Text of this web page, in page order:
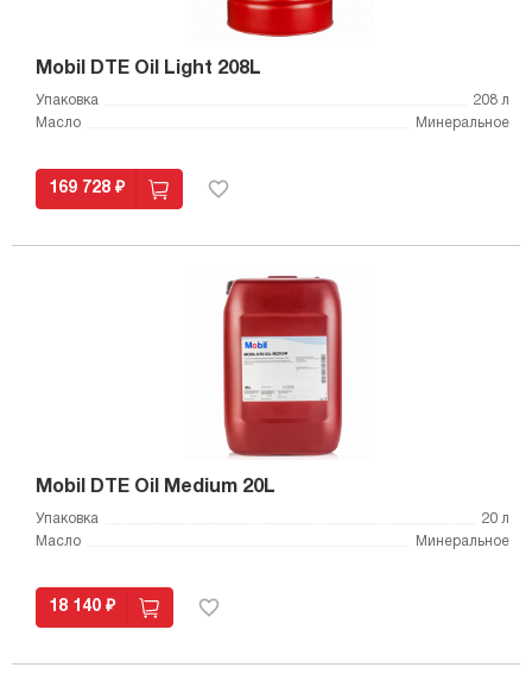
Mobil DTE Oil Light 208L
Упаковка
208 л
Масло
Минеральное
169 728 ₽
Mobil DTE Oil Medium 20L
Упаковка
20 л
Масло
Минеральное
18 140 ₽